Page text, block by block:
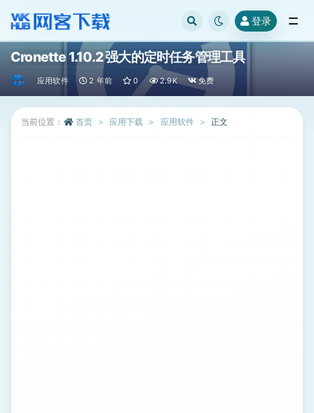
登录
Cronette 1.10.2 强大的定时任务管理工具
应用软件 2 年前 0 2.9K 免费
当前位置： 首页 应用下载 应用软件 正文
全部